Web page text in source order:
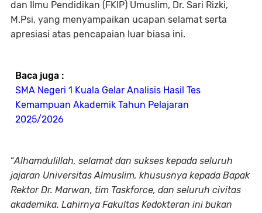
dan Ilmu Pendidikan (FKIP) Umuslim, Dr. Sari Rizki,
M.Psi, yang menyampaikan ucapan selamat serta
apresiasi atas pencapaian luar biasa ini.
Baca juga :
SMA Negeri 1 Kuala Gelar Analisis Hasil Tes
Kemampuan Akademik Tahun Pelajaran
2025/2026
“Alhamdulillah, selamat dan sukses kepada seluruh
jajaran Universitas Almuslim, khususnya kepada Bapak
Rektor Dr. Marwan, tim Taskforce, dan seluruh civitas
akademika. Lahirnya Fakultas Kedokteran ini bukan